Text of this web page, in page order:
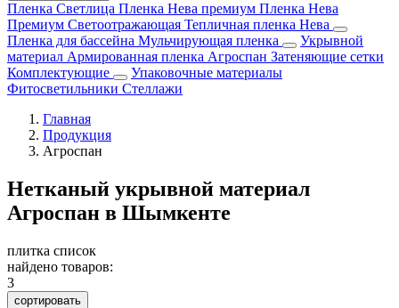
Пленка Светлица Пленка Нева премиум Пленка Нева
Премиум Светоотражающая Тепличная пленка Нева
Пленка для бассейна Мульчирующая пленка
Укрывной
материал Армированная пленка Агроспан Затеняющие сетки
Комплектующие
Упаковочные материалы
Фитосветильники Стеллажи
Главная
Продукция
Агроспан
Нетканый укрывной материал
Агроспан в Шымкенте
плитка список
найдено товаров:
3
сортировать